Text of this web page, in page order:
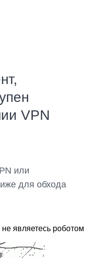
VPN
или
для обхода
являетесь роботом